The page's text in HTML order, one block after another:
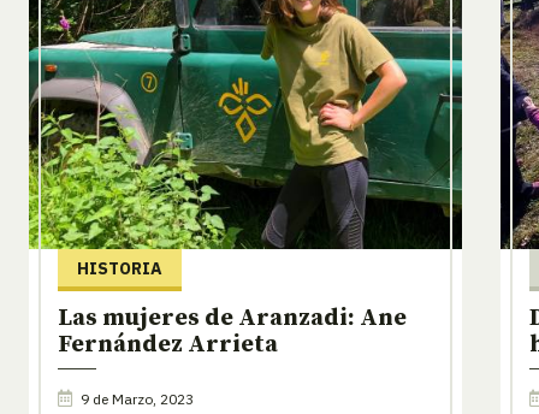
HISTORIA
Las mujeres de Aranzadi: Ane
Fernández Arrieta
9 de Marzo, 2023